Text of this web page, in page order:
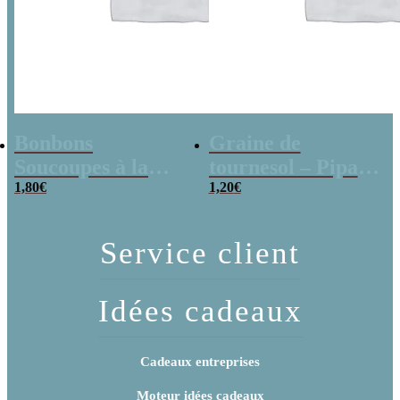
poudre (x20)
1,80€
x 3
1,20€
Service client
Idées cadeaux
Cadeaux entreprises
Moteur idées cadeaux